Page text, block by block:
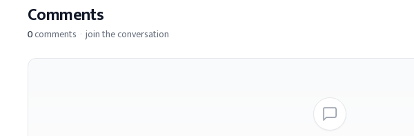
Comments
0comments · join the conversation